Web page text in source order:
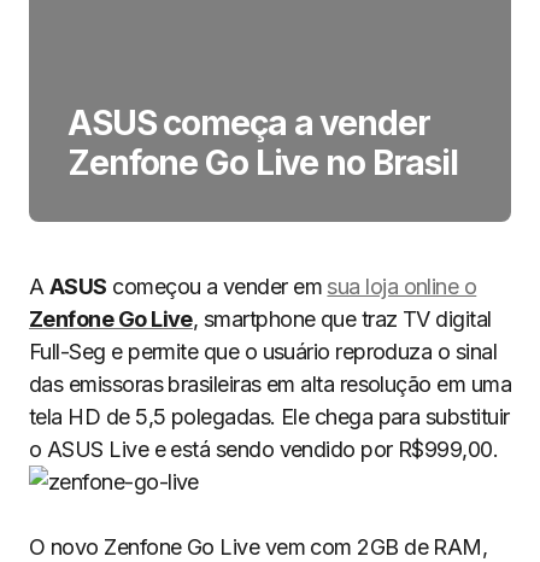
ASUS começa a vender
Zenfone Go Live no Brasil
A ASUS começou a vender em sua loja online o
Zenfone Go Live, smartphone que traz TV digital
Full-Seg e permite que o usuário reproduza o sinal
das emissoras brasileiras em alta resolução em uma
tela HD de 5,5 polegadas. Ele chega para substituir
o ASUS Live e está sendo vendido por R$999,00.
O novo Zenfone Go Live vem com 2GB de RAM,